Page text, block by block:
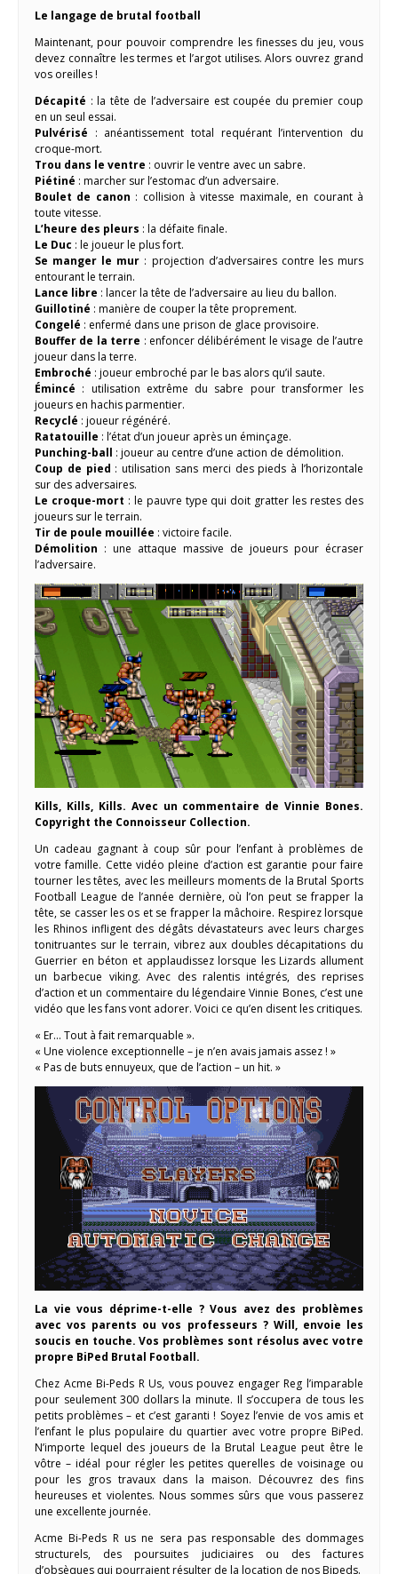
Le langage de brutal football
Maintenant, pour pouvoir comprendre les finesses du jeu, vous
devez connaître les termes et l’argot utilises. Alors ouvrez grand
vos oreilles !
Décapité : la tête de l’adversaire est coupée du premier coup
en un seul essai.
Pulvérisé : anéantissement total requérant l’intervention du
croque-mort.
Trou dans le ventre : ouvrir le ventre avec un sabre.
Piétiné : marcher sur l’estomac d’un adversaire.
Boulet de canon : collision à vitesse maximale, en courant à
toute vitesse.
L’heure des pleurs : la défaite finale.
Le Duc : le joueur le plus fort.
Se manger le mur : projection d’adversaires contre les murs
entourant le terrain.
Lance libre : lancer la tête de l’adversaire au lieu du ballon.
Guillotiné : manière de couper la tête proprement.
Congelé : enfermé dans une prison de glace provisoire.
Bouffer de la terre : enfoncer délibérément le visage de l’autre
joueur dans la terre.
Embroché : joueur embroché par le bas alors qu’il saute.
Émincé : utilisation extrême du sabre pour transformer les
joueurs en hachis parmentier.
Recyclé : joueur régénéré.
Ratatouille : l’état d’un joueur après un éminçage.
Punching-ball : joueur au centre d’une action de démolition.
Coup de pied : utilisation sans merci des pieds à l’horizontale
sur des adversaires.
Le croque-mort : le pauvre type qui doit gratter les restes des
joueurs sur le terrain.
Tir de poule mouillée : victoire facile.
Démolition : une attaque massive de joueurs pour écraser
l’adversaire.
Kills, Kills, Kills. Avec un commentaire de Vinnie Bones.
Copyright the Connoisseur Collection.
Un cadeau gagnant à coup sûr pour l’enfant à problèmes de
votre famille. Cette vidéo pleine d’action est garantie pour faire
tourner les têtes, avec les meilleurs moments de la Brutal Sports
Football League de l’année dernière, où l’on peut se frapper la
tête, se casser les os et se frapper la mâchoire. Respirez lorsque
les Rhinos infligent des dégâts dévastateurs avec leurs charges
tonitruantes sur le terrain, vibrez aux doubles décapitations du
Guerrier en béton et applaudissez lorsque les Lizards allument
un barbecue viking. Avec des ralentis intégrés, des reprises
d’action et un commentaire du légendaire Vinnie Bones, c’est une
vidéo que les fans vont adorer. Voici ce qu’en disent les critiques.
« Er… Tout à fait remarquable ».
« Une violence exceptionnelle – je n’en avais jamais assez ! »
« Pas de buts ennuyeux, que de l’action – un hit. »
La vie vous déprime-t-elle ? Vous avez des problèmes
avec vos parents ou vos professeurs ? Will, envoie les
soucis en touche. Vos problèmes sont résolus avec votre
propre BiPed Brutal Football.
Chez Acme Bi-Peds R Us, vous pouvez engager Reg l’imparable
pour seulement 300 dollars la minute. Il s’occupera de tous les
petits problèmes – et c’est garanti ! Soyez l’envie de vos amis et
l’enfant le plus populaire du quartier avec votre propre BiPed.
N’importe lequel des joueurs de la Brutal League peut être le
vôtre – idéal pour régler les petites querelles de voisinage ou
pour les gros travaux dans la maison. Découvrez des fins
heureuses et violentes. Nous sommes sûrs que vous passerez
une excellente journée.
Acme Bi-Peds R us ne sera pas responsable des dommages
structurels, des poursuites judiciaires ou des factures
d’obsèques qui pourraient résulter de la location de nos Bipeds.